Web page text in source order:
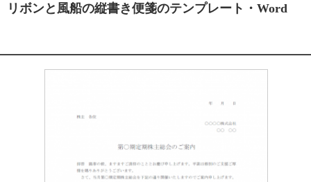
リボンと風船の縦書き便箋のテンプレート・Word